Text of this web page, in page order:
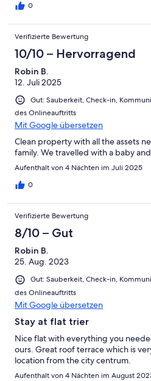
0
Verifizierte Bewertung
10/10 – Hervorragend
Robin B.
12. Juli 2025
Gut: Sauberkeit, Check-in,
des Onlineauftritts
Mit Google übersetzen
Clean property with all the assets
family. We travelled with a baby
Aufenthalt von 4 Nächten im Juli 2025
0
Verifizierte Bewertung
8/10 – Gut
Robin B.
25. Aug. 2023
Gut: Sauberkeit, Check-in,
des Onlineauftritts
Mit Google übersetzen
Stay at flat trier
Nice flat with everything you
ours. Great roof terrace which is
location from the city centrum.
Aufenthalt von 4 Nächten im August